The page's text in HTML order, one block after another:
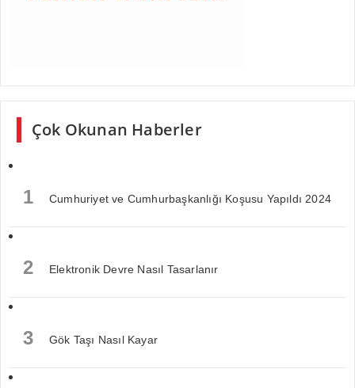
Çok Okunan Haberler
1 Cumhuriyet ve Cumhurbaşkanlığı Koşusu Yapıldı 2024
2 Elektronik Devre Nasıl Tasarlanır
3 Gök Taşı Nasıl Kayar